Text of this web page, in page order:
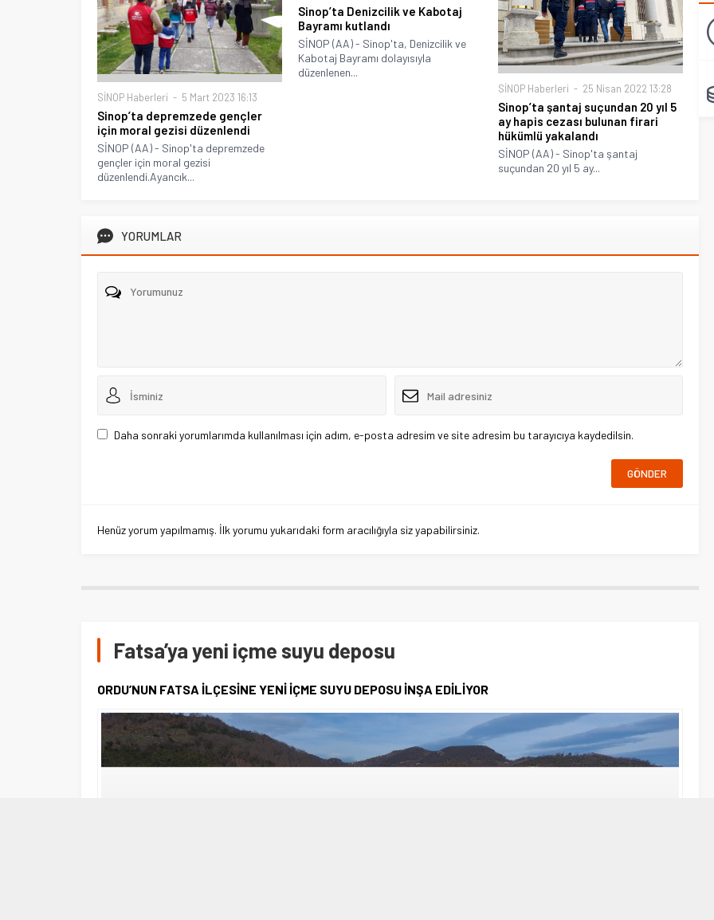
SİNOP Haberleri 5 Mart 2023 16:13
Sinop’ta depremzede gençler
için moral gezisi düzenlendi
SİNOP (AA) - Sinop'ta depremzede
gençler için moral gezisi
düzenlendi.Ayancık...
Sinop’ta Denizcilik ve Kabotaj
Bayramı kutlandı
SİNOP (AA) - Sinop'ta, Denizcilik ve
Kabotaj Bayramı dolayısıyla
düzenlenen...
SİNOP Haberleri 25 Nisan 2022 13:28
Sinop’ta şantaj suçundan 20 yıl 5
ay hapis cezası bulunan firari
hükümlü yakalandı
SİNOP (AA) - Sinop'ta şantaj
suçundan 20 yıl 5 ay...
YORUMLAR
Daha sonraki yorumlarımda kullanılması için adım, e-posta adresim ve site adresim bu tarayıcıya kaydedilsin.
Henüz yorum yapılmamış. İlk yorumu yukarıdaki form aracılığıyla siz yapabilirsiniz.
Fatsa’ya yeni içme suyu deposu
ORDU’NUN FATSA İLÇESİNE YENİ İÇME SUYU DEPOSU İNŞA EDİLİYOR